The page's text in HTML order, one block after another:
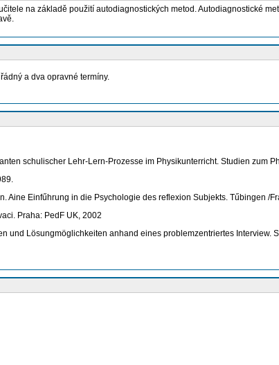
na základě použití autodiagnostických metod. Autodiagnostické
a dva opravné termíny.
schulischer Lehr-Lern-Prozesse im Physikunterricht. Studien zum
Aine Einfűhrung in die Psychologie des reflexion Subjekts. Tűbingen /
Praha: PedF UK, 2002
Lösungmöglichkeiten anhand eines problemzentriertes Interview.